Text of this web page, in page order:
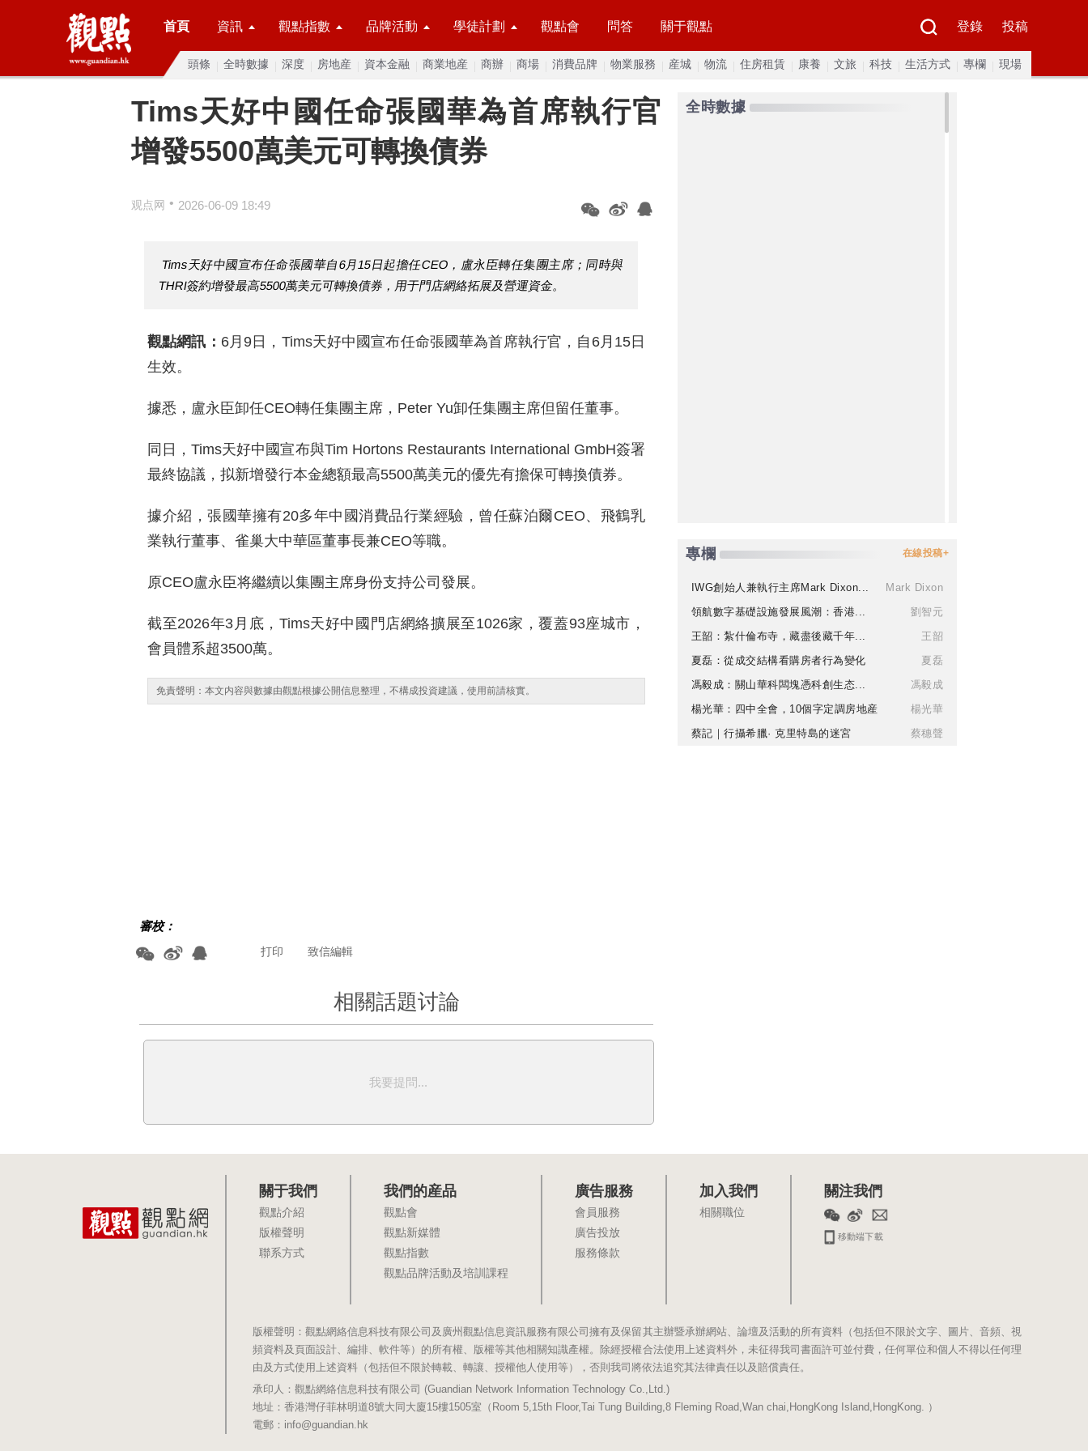
首頁 資訊 觀點指數 品牌活動 學徒計劃 觀點會 問答 關于觀點 登錄 投稿
頭條 全時數據 深度 房地産 資本金融 商業地産 商辦 商場 消費品牌 物業服務 産城 物流 住房租賃 康養 文旅 科技 生活方式 專欄 現場
Tims天好中國任命張國華為首席執行官
增發5500萬美元可轉換債券
观点网 • 2026-06-09 18:49
Tims天好中國宣布任命張國華自6月15日起擔任CEO，盧永臣轉任集團主席；同時與
THRI簽約增發最高5500萬美元可轉換債券，用于門店網絡拓展及營運資金。
觀點網訊： 6月9日，Tims天好中國宣布任命張國華為首席執行官，自6月15日
生效。
據悉，盧永臣卸任CEO轉任集團主席，Peter Yu卸任集團主席但留任董事。
同日，Tims天好中國宣布與Tim Hortons Restaurants International GmbH簽署
最終協議，拟新增發行本金總額最高5500萬美元的優先有擔保可轉換債券。
據介紹，張國華擁有20多年中國消費品行業經驗，曾任蘇泊爾CEO、飛鶴乳
業執行董事、雀巢大中華區董事長兼CEO等職。
原CEO盧永臣将繼續以集團主席身份支持公司發展。
截至2026年3月底，Tims天好中國門店網絡擴展至1026家，覆蓋93座城市，
會員體系超3500萬。
免責聲明：本文内容與數據由觀點根據公開信息整理，不構成投資建議，使用前請核實。
審校：
致信編輯
打印
相關話題讨論
我要提問...
全時數據
專欄 在線投稿+
IWG創始人兼執行主席Mark Dixon...
Mark Dixon
領航數字基礎設施發展風潮：香港...
劉智元
王韶：紮什倫布寺，藏盡後藏千年...
王韶
夏磊：從成交結構看購房者行為變化
夏磊
馮毅成：關山華科闆塊憑科創生态...
馮毅成
楊光華：四中全會，10個字定調房地産
楊光華
蔡記｜行攝希臘· 克里特島的迷宮
蔡穗聲
關于我們
觀點介紹
版權聲明
聯系方式
我們的産品
觀點會
觀點新媒體
觀點指數
觀點品牌活動及培訓課程
廣告服務
會員服務
廣告投放
服務條款
加入我們
相關職位
關注我們
移動端下載
版權聲明：觀點網絡信息科技有限公司及廣州觀點信息資訊服務有限公司擁有及保留其主辦暨承辦網站、論壇及活動的所有資料（包括但不限於文字、圖片、音頻、視
頻資料及頁面設計、編排、軟件等）的所有權、版權等其他相關知識產權。除經授權合法使用上述資料外，未征得我司書面許可並付費，任何單位和個人不得以任何理
由及方式使用上述資料（包括但不限於轉載、轉讓、授權他人使用等），否則我司將依法追究其法律責任以及賠償責任。
承印人：觀點網絡信息科技有限公司 (Guandian Network Information Technology Co.,Ltd.)
地址：香港灣仔菲林明道8號大同大廈15樓1505室（Room 5,15th Floor,Tai Tung Building,8 Fleming Road,Wan chai,HongKong Island,HongKong. ）
電郵：info@guandian.hk